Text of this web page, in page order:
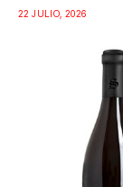
22 JULIO, 2026